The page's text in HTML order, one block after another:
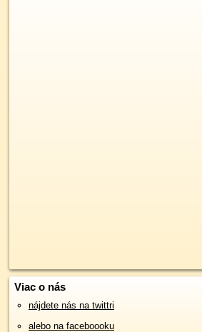
Viac o nás
nájdete nás na twittri
alebo na faceboooku